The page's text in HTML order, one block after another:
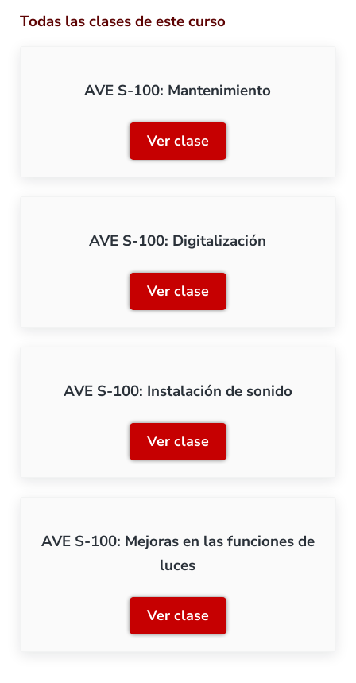
Todas las clases de este curso
AVE S-100: Mantenimiento
Ver claseAVE S-100:
AVE S-100: Digitalización
Ver claseAVE S-100: Digitalización
AVE S-100: Instalación de sonido
Ver claseAVE S-100: Instalación
AVE S-100: Mejoras en las funciones de
luces
Ver claseAVE S-100: Mejoras en